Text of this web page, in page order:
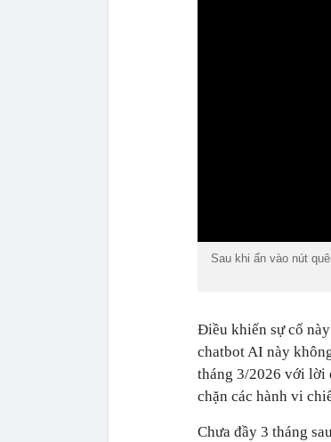
Sau khi ấn vào nút
Điều khiến sự cố
chatbot AI này
tháng 3/2026 với lời
chặn các hành vi
Chưa đầy 3 tháng